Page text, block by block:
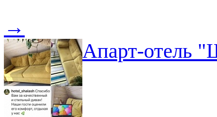
→
Апарт-отель